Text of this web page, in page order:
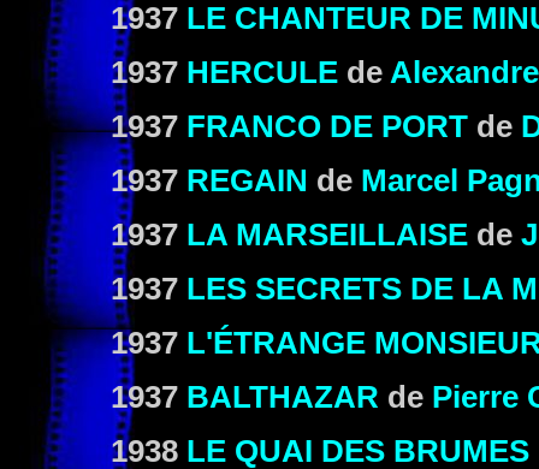
1937 LE CHANTEUR DE
1937 HERCULE de
1937 FRANCO DE PORT de
1937 REGAIN de Marcel
1937 LA MARSEILLAISE de
1937 LES SECRETS DE LA
1937 L'ÉTRANGE
1937 BALTHAZAR de Pierre
1938 LE QUAI DES BRUMES